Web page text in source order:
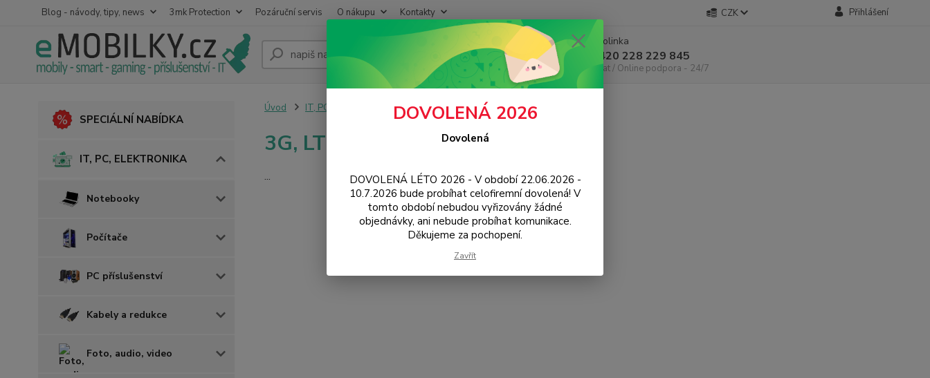
Blog - návody, tipy, news 3mk Protection Pozáruční servis O nákupu Kontakty CZK Přihlášení
Hledat
Infolinka
+420 228 229 845
Chat / Online podpora - 24/7
SPECIÁLNÍ NABÍDKA
IT, PC, ELEKTRONIKA
Notebooky
Počítače
PC příslušenství
Kabely a redukce
Foto, audio, video
Úvod IT, PC, ELEKTRONIKA Síťové prvky Modemy 3G, LTE a 4G
3G, LTE a 4G
...
DOVOLENÁ 2026
Dovolená
DOVOLENÁ LÉTO 2026 - V období 22.06.2026 -
10.7.2026 bude probíhat celofiremní dovolená! V
tomto období nebudou vyřizovány žádné
objednávky, ani nebude probíhat komunikace.
Děkujeme za pochopení.
Zavřít